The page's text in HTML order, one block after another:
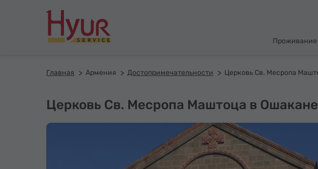
Проживание
Главная Армения Достопримечательности
Церковь Св. Месропа Маштоца в Ошакане